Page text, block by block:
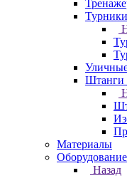
Турники
Штанги
Материалы
Оборудование
Назад